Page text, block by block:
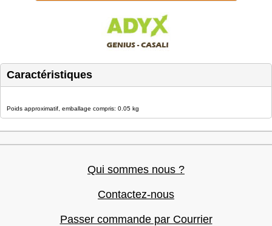
Caractéristiques
Poids approximatif, emballage compris: 0.05 kg
Qui sommes nous ?
Contactez-nous
Passer commande par Courrier